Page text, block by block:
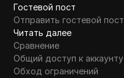
Гостевой пост
Отправить гостевой пост
Читать далее
Сравнение
Общий доступ к аккаунту
Обход ограничений